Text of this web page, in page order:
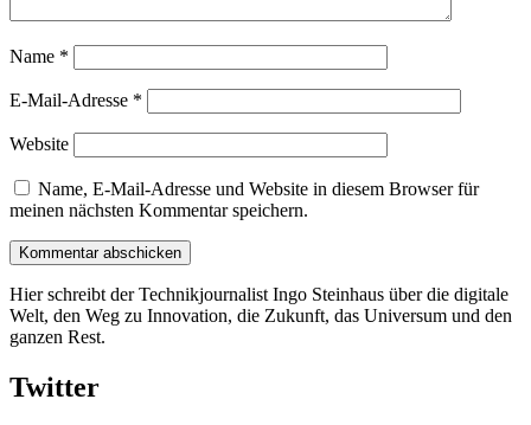
Name *
E-Mail-Adresse *
Website
Name, E-Mail-Adresse und Website in diesem Browser für
meinen nächsten Kommentar speichern.
Hier schreibt der Technikjournalist Ingo Steinhaus über die digitale
Welt, den Weg zu Innovation, die Zukunft, das Universum und den
ganzen Rest.
Twitter